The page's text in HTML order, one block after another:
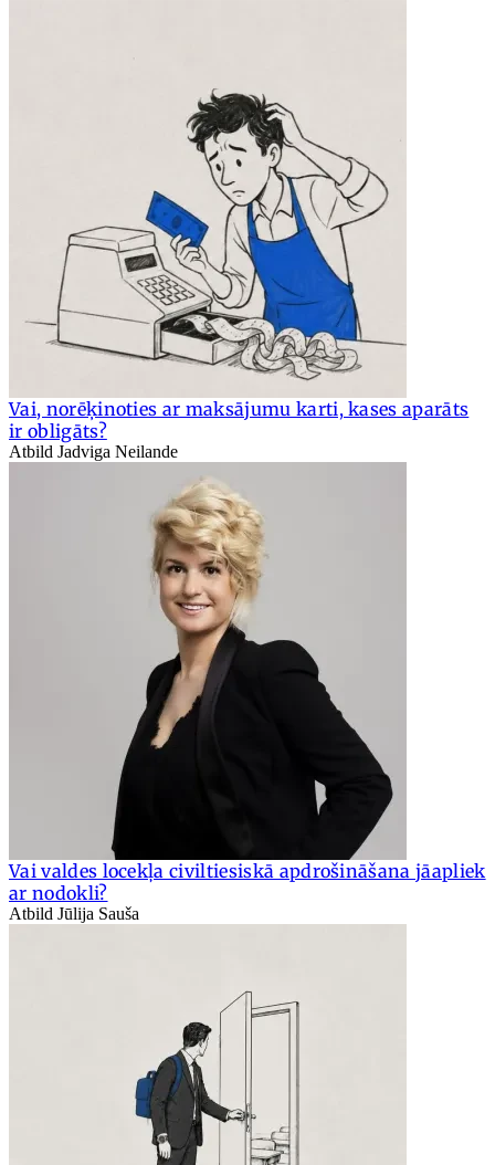
Vai, norēķinoties ar maksājumu karti, kases aparāts
ir obligāts?
Atbild Jadviga Neilande
Vai valdes locekļa civiltiesiskā apdrošināšana jāapliek
ar nodokli?
Atbild Jūlija Sauša